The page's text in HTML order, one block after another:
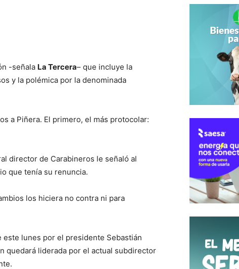
-señala La Tercera– que incluye la
y la polémica por la denominada
a Piñera. El primero, el más protocolar:
director de Carabineros le señaló al
que tenía su renuncia.
los hiciera no contra ni para
este lunes por el presidente Sebastián
quedará liderada por el actual subdirector